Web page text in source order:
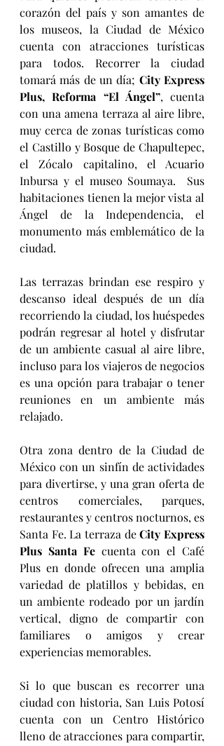
corazón del país y son amantes de
los museos, la Ciudad de México
cuenta con atracciones turísticas
para todos. Recorrer la ciudad
tomará más de un día; City Express
Plus, Reforma “El Ángel”, cuenta
con una amena terraza al aire libre,
muy cerca de zonas turísticas como
el Castillo y Bosque de Chapultepec,
el Zócalo capitalino, el Acuario
Inbursa y el museo Soumaya.  Sus
habitaciones tienen la mejor vista al
Ángel de la Independencia, el
monumento más emblemático de la
ciudad.
Las terrazas brindan ese respiro y
descanso ideal después de un día
recorriendo la ciudad, los huéspedes
podrán regresar al hotel y disfrutar
de un ambiente casual al aire libre,
incluso para los viajeros de negocios
es una opción para trabajar o tener
reuniones en un ambiente más
relajado.
Otra zona dentro de la Ciudad de
México con un sinfín de actividades
para divertirse, y una gran oferta de
centros comerciales, parques,
restaurantes y centros nocturnos, es
Santa Fe. La terraza de City Express
Plus Santa Fe cuenta con el Café
Plus en donde ofrecen una amplia
variedad de platillos y bebidas, en
un ambiente rodeado por un jardín
vertical, digno de compartir con
familiares o amigos y crear
experiencias memorables.
Si lo que buscan es recorrer una
ciudad con historia, San Luis Potosí
cuenta con un Centro Histórico
lleno de atracciones para compartir,